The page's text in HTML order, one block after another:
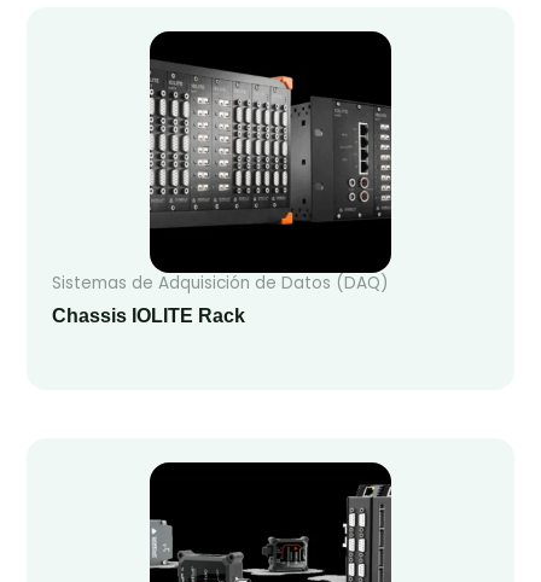
Sistemas de Adquisición de Datos (DAQ)
Chassis IOLITE Rack